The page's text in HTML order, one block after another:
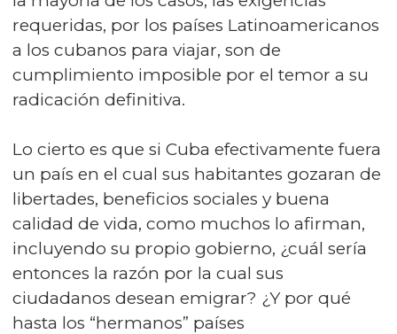
requeridas, por los países Latinoamericanos
a los cubanos para viajar, son de
cumplimiento imposible por el temor a su
radicación definitiva.
Lo cierto es que si Cuba efectivamente fuera
un país en el cual sus habitantes gozaran de
libertades, beneficios sociales y buena
calidad de vida, como muchos lo afirman,
incluyendo su propio gobierno, ¿cuál sería
entonces la razón por la cual sus
ciudadanos desean emigrar? ¿Y por qué
hasta los “hermanos” países